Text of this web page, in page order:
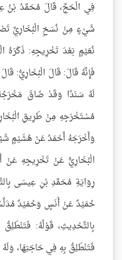
فِي الْحَجِّ، قَالَ مُحَمَّدُ بْنُ
شَيْءٍ مِنْ نُسَخِ الْبُخَارِيِّ
نُعَيْمٍ بَعْدَ تَخْرِيجِهِ: ذَكَرَهُ
فَإِنَّهُ قَالَ: قَالَ الْبُخَارِيُّ:
لَهُ سَنَدًا وَقَدْ ضَاقَ
مُسْتَخْرَجِهِ مِنْ طَرِيقِ
وَأَخْرَجَهُ أَحْمَدُ عَنْ هُشَيْمٍ
الْبُخَارِيُّ عَنْ تَخْرِيجِهِ
رِوَايَةِ مُحَمَّدِ بْنِ عِيسَى
حُمَيْدٌ عَنْ أَنَسٍ وَحُمَيْدٌ
بِالتَّحْدِيثِ، قَوْلُهُ:
فَتَنْطَلِقُ بِهِ فِي حَاجَتِهَا،